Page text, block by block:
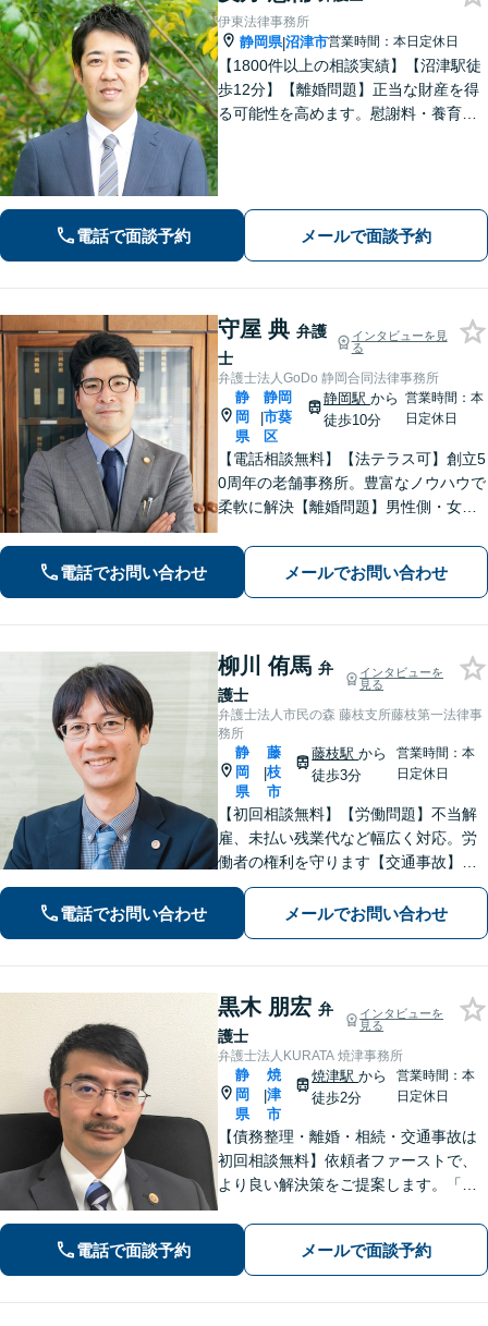
伊東法律事務所
静岡県|沼津市営業時間：本日定休日
【1800件以上の相談実績】【沼津駅徒
歩12分】【離婚問題】正当な財産を得
る可能性を高めます。慰謝料・養育費
停・遺留分など納得できる解決へ。
電話で面談予約 メールで面談予約
守屋 典 弁護
士
インタビューを見
る
弁護士法人GoDo 静岡合同法律事務所
静
岡
県
|
静岡
市葵
区
静岡駅 から
徒歩10分
営業時間：本
日定休日
【電話相談無料】【法テラス可】創立5
0周年の老舗事務所。豊富なノウハウで
柔軟に解決【離婚問題】男性側・女性
慰謝料、養育費、面会交流など幅広く
対応【借金・債務整理】個人・法人と
もに相談可【静岡駅10分】
電話でお問い合わせ メールでお問い合わせ
柳川 侑馬 弁
護士
インタビューを
見る
弁護士法人市民の森 藤枝支所藤枝第一法律事
務所
静
岡
県
|
藤
枝
市
藤枝駅から
徒歩3分
営業時間：本
日定休日
【初回相談無料】【労働問題】不当解
雇、未払い残業代など幅広く対応。労
働者の権利を守ります【交通事故】保
険会社との交渉もお任せ。事故後の不
安な気持ちに寄り添う丁寧な対応【男
女問題】シングルマザーの法律相談は
電話でお問い合わせ メールでお問い合わせ
黒木 朋宏 弁
護士
インタビューを
見る
弁護士法人KURATA 焼津事務所
静
岡
県
|
焼
津
市
焼津駅から
徒歩2分
営業時間：本
日定休日
【債務整理・離婚・相続・交通事故は
初回相談無料】依頼者ファーストで、
より良い解決策をご提案します。「お
るよう、丁寧に説明して対応します
【焼津駅2分】【法テラス利用可能】
電話で面談予約 メールで面談予約